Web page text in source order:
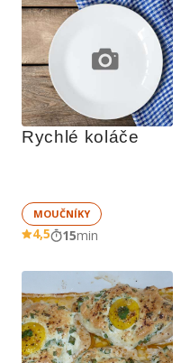
Rychlé koláče
MOUČNÍKY
4,5 15min